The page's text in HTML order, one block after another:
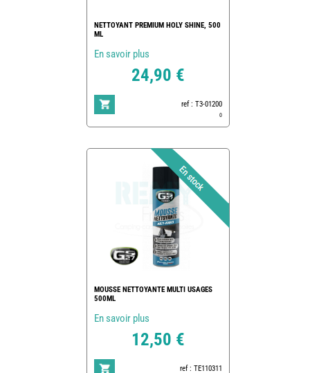
NETTOYANT PREMIUM HOLY SHINE, 500
ML
En savoir plus
24,90 €
ref : T3-01200
0
MOUSSE NETTOYANTE MULTI USAGES
500ML
En savoir plus
12,50 €
ref : TE110311